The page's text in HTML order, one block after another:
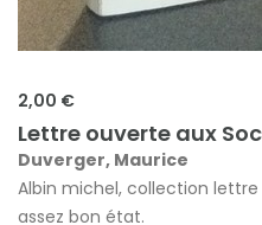
2,00 €
Lettre ouverte aux
Duverger, Maurice
Albin michel, collection lettre
assez bon état.